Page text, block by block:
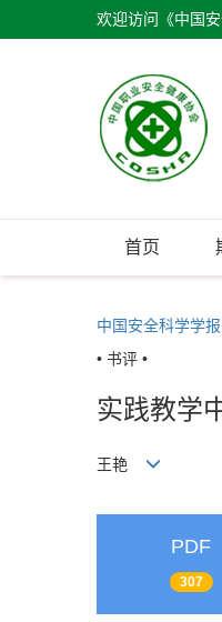
欢迎访问《中国
首页
中国安全科学学报
• 书评 •
实践教学
王艳
PDF
307